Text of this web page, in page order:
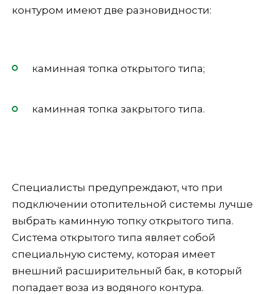
контуром имеют две разновидности:
каминная топка открытого типа;
каминная топка закрытого типа.
Специалисты предупреждают, что при
подключении отопительной системы лучше
выбрать каминную топку открытого типа.
Система открытого типа являет собой
специальную систему, которая имеет
внешний расширительный бак, в который
попадает воза из водяного контура.